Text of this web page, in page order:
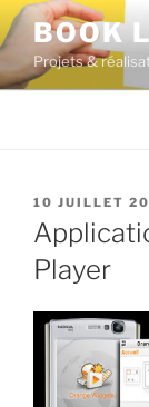
BOOK
Projets &
10 JUILLET
Player